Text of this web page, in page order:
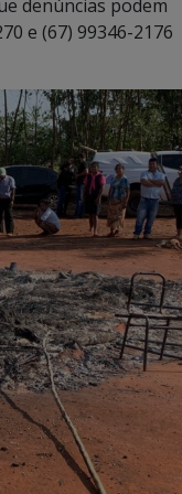
denúncias podem
e (67) 99346-2176